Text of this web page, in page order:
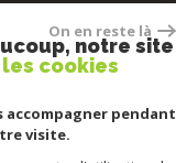
On en reste là
notre site
cookies
accompagner pendant
visite.